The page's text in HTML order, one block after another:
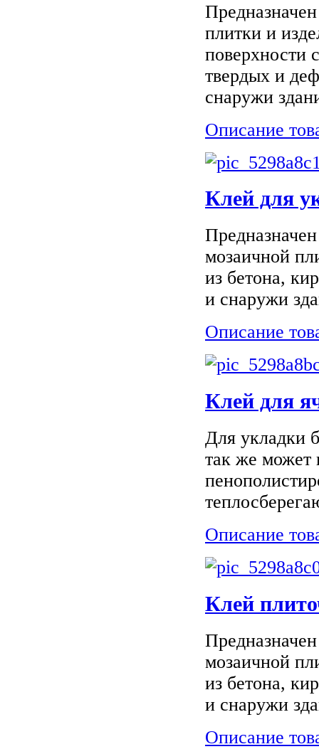
плитки и
поверхности
твердых и
снаружи
Описание
Клей для
мозаичной
из бетона,
и снаружи
Описание
Клей для
Для укладки
так же может
Описание
Клей
мозаичной
из бетона,
и снаружи
Описание